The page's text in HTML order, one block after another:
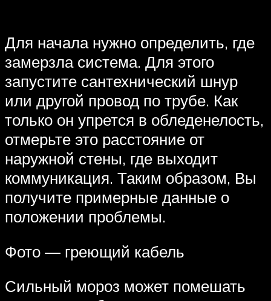
Для начала нужно определить, где
замерзла система. Для этого
запустите сантехнический шнур
или другой провод по трубе. Как
только он упрется в обледенелость,
отмерьте это расстояние от
наружной стены, где выходит
коммуникация. Таким образом, Вы
получите примерные данные о
положении проблемы.
Фото — греющий кабель
Сильный мороз может помешать